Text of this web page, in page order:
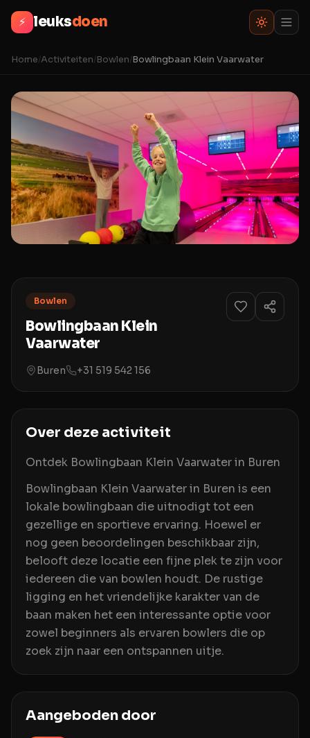
⚡ leuksdoen
Home/Activiteiten/Bowlen/Bowlingbaan Klein Vaarwater
Bowlen
Bowlingbaan Klein
Vaarwater
Buren +31 519 542 156
Over deze activiteit
Ontdek Bowlingbaan Klein Vaarwater in Buren
Bowlingbaan Klein Vaarwater in Buren is een
lokale bowlingbaan die uitnodigt tot een
gezellige en sportieve ervaring. Hoewel er
nog geen beoordelingen beschikbaar zijn,
belooft deze locatie een fijne plek te zijn voor
iedereen die van bowlen houdt. De rustige
ligging en het vriendelijke karakter van de
baan maken het een interessante optie voor
zowel beginners als ervaren bowlers die op
zoek zijn naar een ontspannen uitje.
Aangeboden door